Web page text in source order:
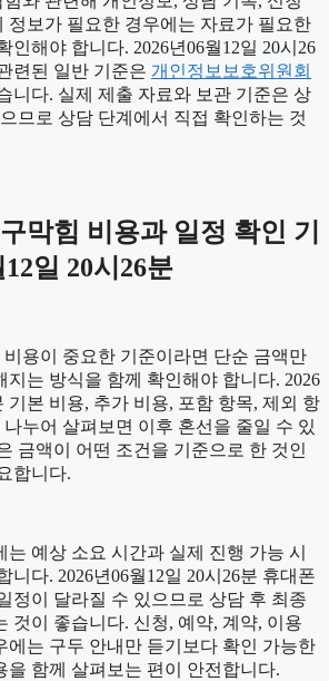
정보가 필요한 경우에는 자료가 필요한
인해야 합니다. 2026년06월12일 20시26
련된 일반 기준은 개인정보보호위원회
니다. 실제 제출 자료와 보관 기준은 상
므로 상담 단계에서 직접 확인하는 것
막힘 비용과 일정 확인 기
일 20시26분
용이 중요한 기준이라면 단순 금액만
지는 방식을 함께 확인해야 합니다. 2026
기본 비용, 추가 비용, 포함 항목, 제외 항
누어 살펴보면 이후 혼선을 줄일 수 있
금액이 어떤 조건을 기준으로 한 것인
합니다.
예상 소요 시간과 실제 진행 가능 시
니다. 2026년06월12일 20시26분 휴대폰
정이 달라질 수 있으므로 상담 후 최종
것이 좋습니다. 신청, 예약, 계약, 이용
에는 구두 안내만 듣기보다 확인 가능한
을 함께 살펴보는 편이 안전합니다.